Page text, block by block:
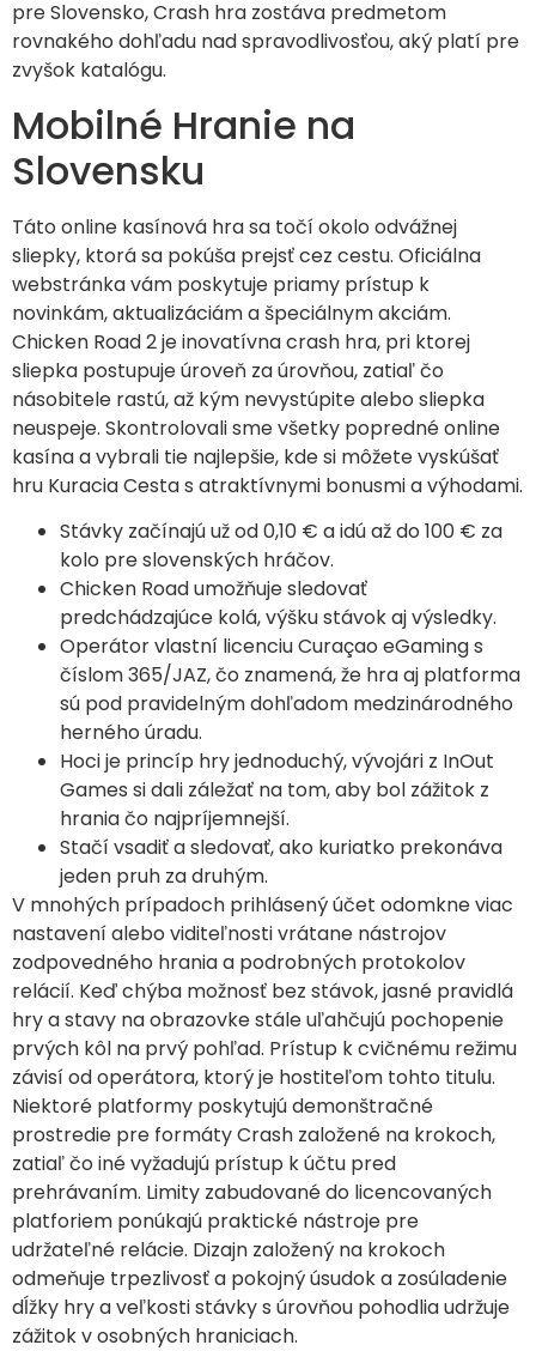
pre Slovensko, Crash hra zostáva predmetom
rovnakého dohľadu nad spravodlivosťou, aký platí pre
zvyšok katalógu.
Mobilné Hranie na
Slovensku
Táto online kasínová hra sa točí okolo odvážnej
sliepky, ktorá sa pokúša prejsť cez cestu. Oficiálna
webstránka vám poskytuje priamy prístup k
novinkám, aktualizáciám a špeciálnym akciám.
Chicken Road 2 je inovatívna crash hra, pri ktorej
sliepka postupuje úroveň za úrovňou, zatiaľ čo
násobitele rastú, až kým nevystúpite alebo sliepka
neuspeje. Skontrolovali sme všetky popredné online
kasína a vybrali tie najlepšie, kde si môžete vyskúšať
hru Kuracia Cesta s atraktívnymi bonusmi a výhodami.
Stávky začínajú už od 0,10 € a idú až do 100 € za
kolo pre slovenských hráčov.
Chicken Road umožňuje sledovať
predchádzajúce kolá, výšku stávok aj výsledky.
Operátor vlastní licenciu Curaçao eGaming s
číslom 365/JAZ, čo znamená, že hra aj platforma
sú pod pravidelným dohľadom medzinárodného
herného úradu.
Hoci je princíp hry jednoduchý, vývojári z InOut
Games si dali záležať na tom, aby bol zážitok z
hrania čo najpríjemnejší.
Stačí vsadiť a sledovať, ako kuriatko prekonáva
jeden pruh za druhým.
V mnohých prípadoch prihlásený účet odomkne viac
nastavení alebo viditeľnosti vrátane nástrojov
zodpovedného hrania a podrobných protokolov
relácií. Keď chýba možnosť bez stávok, jasné pravidlá
hry a stavy na obrazovke stále uľahčujú pochopenie
prvých kôl na prvý pohľad. Prístup k cvičnému režimu
závisí od operátora, ktorý je hostiteľom tohto titulu.
Niektoré platformy poskytujú demonštračné
prostredie pre formáty Crash založené na krokoch,
zatiaľ čo iné vyžadujú prístup k účtu pred
prehrávaním. Limity zabudované do licencovaných
platforiem ponúkajú praktické nástroje pre
udržateľné relácie. Dizajn založený na krokoch
odmeňuje trpezlivosť a pokojný úsudok a zosúladenie
dĺžky hry a veľkosti stávky s úrovňou pohodlia udržuje
zážitok v osobných hraniciach.